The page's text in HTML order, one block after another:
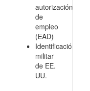
autorización
de
empleo
(EAD)
Identificación
militar
de EE.
UU.